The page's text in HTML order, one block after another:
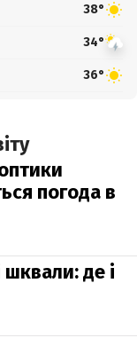
38°
34°
36°
погода в
шквали: де і